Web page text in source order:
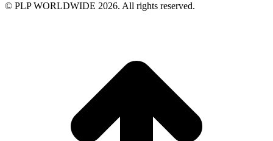
© PLP WORLDWIDE 2026. All rights reserved.